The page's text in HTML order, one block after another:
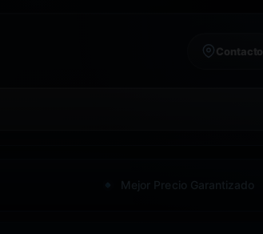
Contacto
Mejor Precio Garantizado